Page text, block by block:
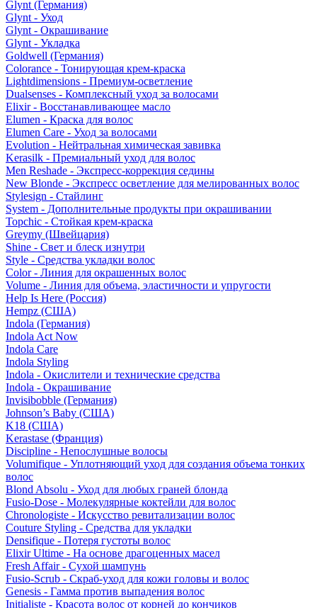
Glynt (Германия)
Glynt - Уход
Glynt - Окрашивание
Glynt - Укладка
Goldwell (Германия)
Colorance - Тонирующая крем-краска
Lightdimensions - Премиум-осветление
Dualsenses - Комплексный уход за волосами
Elixir - Восстанавливающее масло
Elumen - Краска для волос
Elumen Care - Уход за волосами
Evolution - Нейтральная химическая завивка
Kerasilk - Премиальный уход для волос
Men Reshade - Экспресс-коррекция седины
New Blonde - Экспресс осветление для мелированных волос
Stylesign - Стайлинг
System - Дополнительные продукты при окрашивании
Topchic - Стойкая крем-краска
Greymy (Швейцария)
Shine - Свет и блеск изнутри
Style - Средства укладки волос
Color - Линия для окрашенных волос
Volume - Линия для объема, эластичности и упругости
Help Is Here (Россия)
Hempz (США)
Indola (Германия)
Indola Act Now
Indola Care
Indola Styling
Indola - Окислители и технические средства
Indola - Окрашивание
Invisibobble (Германия)
Johnson’s Baby (США)
K18 (США)
Kerastase (Франция)
Discipline - Непослушные волосы
Volumifique - Уплотняющий уход для создания объема тонких
волос
Blond Absolu - Уход для любых граней блонда
Fusio-Dose - Молекулярные коктейли для волос
Chronologiste - Искусство ревитализации волос
Couture Styling - Средства для укладки
Densifique - Потеря густоты волос
Elixir Ultime - На основе драгоценных масел
Fresh Affair - Сухой шампунь
Fusio-Scrub - Скраб-уход для кожи головы и волос
Genesis - Гамма против выпадения волос
Initialiste - Красота волос от корней до кончиков